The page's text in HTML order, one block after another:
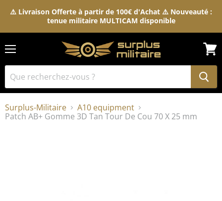
⚠️ Livraison Offerte à partir de 100€ d'Achat ⚠️ Nouveauté :
tenue militaire MULTICAM disponible
le
Surplus-Militaire
A10 equipment
Patch AB+ Gomme 3D Tan Tour De Cou 70 X 25 mm